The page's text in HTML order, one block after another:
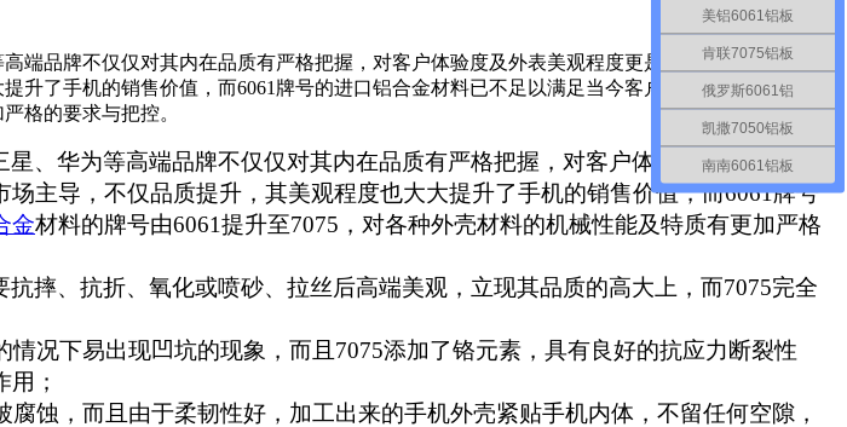
品牌不仅仅对其内在品质有严格把握，对客户体验度及外表美观程度更是高度要求，塑料手机
了手机的销售价值，而6061牌号的进口铝合金材料已不足以满足当今客户的高需求，所以加工
格的要求与把控。
、华为等高端品牌不仅仅对其内在品质有严格把握，对客户体验度及外表美观
主导，不仅品质提升，其美观程度也大大提升了手机的销售价值，而6061牌号
金材料的牌号由6061提升至7075 ，对各种外壳材料的机械性能及特质有更加严格
摔、抗折、氧化或喷砂、拉丝后高端美观，立现其品质的高大上，而7075完全
况下易出现凹坑的现象，而且 7075添加了铬元素，具有良好的抗应力断裂性
；
蚀，而且由于柔韧性好，加工出来的手机外壳紧贴手机内体，不留任何空隙，
美铝6061铝板
肯联7075铝板
俄罗斯6061铝
凯撒7050铝板
南南6061铝板